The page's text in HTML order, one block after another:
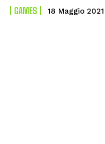
GAMES 18 Maggio 2021